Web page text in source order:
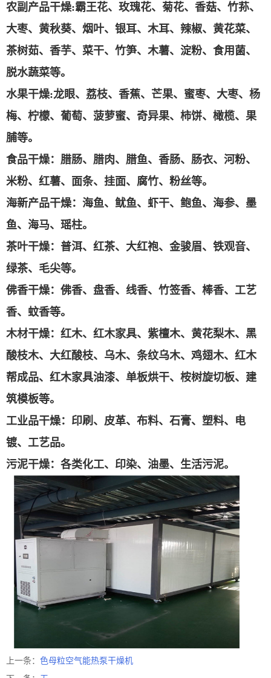
农副产品干燥:霸王花、玫瑰花、菊花、香菇、竹荪、
大枣、黄秋葵、烟叶、银耳、木耳、辣椒、黄花菜、
茶树茹、香芋、菜干、竹笋、木薯、淀粉、食用菌、
脱水蔬菜等。
水果干燥:龙眼、荔枝、香蕉、芒果、蜜枣、大枣、杨
梅、柠檬、葡萄、菠萝蜜、奇异果、柿饼、橄榄、果
脯等。
食品干燥： 腊肠、腊肉、腊鱼、香肠、肠衣、河粉、
米粉、红薯、面条、挂面、腐竹、粉丝等。
海新产品干燥： 海鱼、鱿鱼、虾干、鲍鱼、海参、墨
鱼、海马、瑶柱。
茶叶干燥： 普洱、红茶、大红袍、金骏眉、铁观音、
绿茶、毛尖等。
佛香干燥： 佛香、盘香、线香、竹签香、棒香、工艺
香、蚊香等。
木材干燥： 红木、红木家具、紫檀木、黄花梨木、黑
酸枝木、大红酸枝、乌木、条纹乌木、鸡翅木、红木
帮成品、红木家具油漆、单板烘干、桉树旋切板、建
筑模板等。
工业品干燥： 印刷、皮革、布料、石膏、塑料、电
镀、工艺品。
污泥干燥：各类化工、印染、油墨、生活污泥。
上一条： 色母粒空气能热泵干燥机